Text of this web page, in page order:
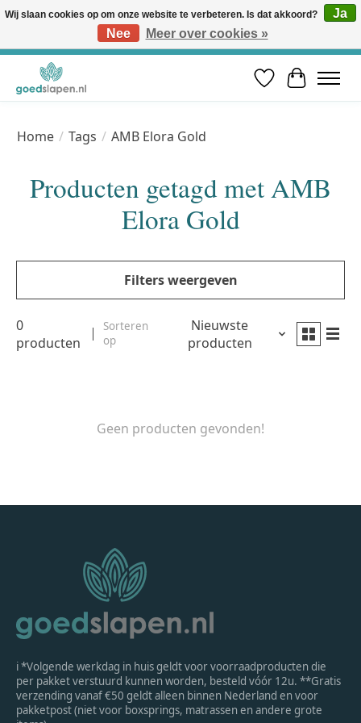
Vóór 12u besteld, volgende werkdag in huis* | Gratis verzending vanaf €50 | Professioneel slaapadvies
Verlanglijst
Home / Tags / AMB Elora Gold
Producten getagd met AMB
Elora Gold
Filters weergeven
0
producten
Sorteren
op
Nieuwste
producten
Geen producten gevonden!
ℹ *Volgende werkdag in huis geldt voor voorraadproducten die
per pakket verstuurd kunnen worden, besteld vóór 12u. **Gratis
verzending vanaf €50 geldt alleen binnen Nederland en voor
pakketpost (niet voor boxsprings, matrassen en andere grote
Wij slaan cookies op om onze website te verbeteren. Is dat akkoord?
Ja
Nee
Meer over cookies »